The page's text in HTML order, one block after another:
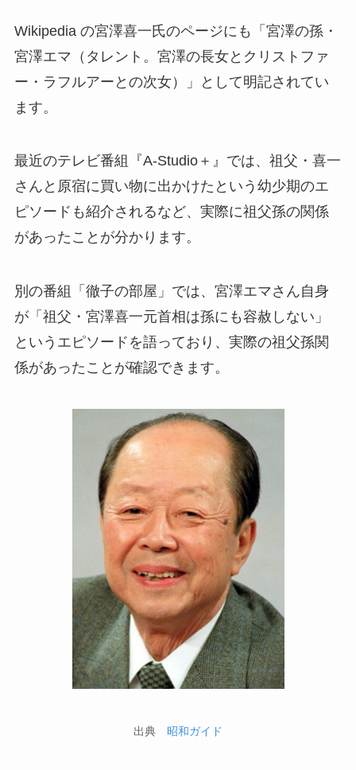
Wikipedia の宮澤喜一氏のページにも「宮澤の孫・
宮澤エマ（タレント。宮澤の長女とクリストファ
ー・ラフルアーとの次女）」として明記されてい
ます。
最近のテレビ番組『A-Studio＋』では、祖父・喜一
さんと原宿に買い物に出かけたという幼少期のエ
ピソードも紹介されるなど、実際に祖父孫の関係
があったことが分かります。
別の番組「徹子の部屋」では、宮澤エマさん自身
が「祖父・宮澤喜一元首相は孫にも容赦しない」
というエピソードを語っており、実際の祖父孫関
係があったことが確認できます。
出典 昭和ガイド